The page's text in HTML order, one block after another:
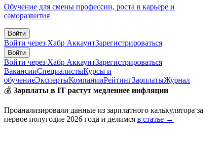
Обучение для смены профессии, роста в карьере и
саморазвития
Войти
Войти через Хабр АккаунтЗарегистрироваться
Войти
Войти через Хабр АккаунтЗарегистрироваться
ВакансииСпециалистыКурсы и
обучениеЭкспертыКомпанииРейтингЗарплатыЖурнал
💰 Зарплаты в IT растут медленнее инфляции
Проанализировали данные из зарплатного калькулятора за
первое полугодие 2026 года и делимся в статье →